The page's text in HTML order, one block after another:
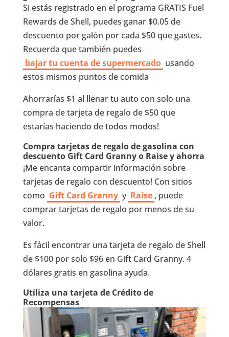
Si estás registrado en el programa GRATIS Fuel
Rewards de Shell, puedes ganar $0.05 de
descuento por galón por cada $50 que gastes.
Recuerda que también puedes
bajar tu cuenta de supermercado usando
estos mismos puntos de comida
Ahorrarías $1 al llenar tu auto con solo una
compra de tarjeta de regalo de $50 que
estarías haciendo de todos modos!
Compra tarjetas de regalo de gasolina con
descuento Gift Card Granny o Raise y ahorra
¡Me encanta compartir información sobre
tarjetas de regalo con descuento! Con sitios
como Gift Card Granny y Raise , puede
comprar tarjetas de regalo por menos de su
valor.
Es fácil encontrar una tarjeta de regalo de Shell
de $100 por solo $96 en Gift Card Granny. 4
dólares gratis en gasolina ayuda.
Utiliza una tarjeta de Crédito de
Recompensas